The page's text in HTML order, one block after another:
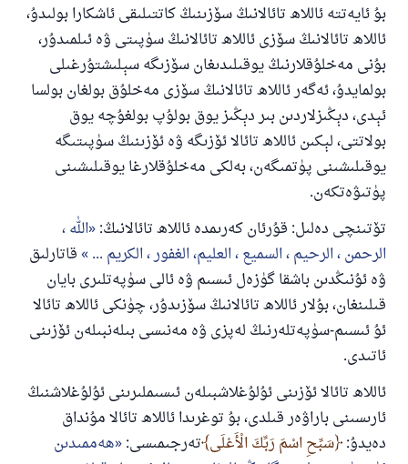
بۇ ئايەتتە ئاللاھ تائالانىڭ سۆزىنىڭ كاتتىلىقى ئاشكارا بولىدۇ،
ئاللاھ تائالانىڭ سۆزى ئاللاھ تائالانىڭ سۈپىتى ۋە ئىلمىدۇر،
بۇنى مەخلۇقلارنىڭ يوقىلىدىغان سۆزىگە سېلىشتۇرغىلى
بولمايدۇ، ئەگەر ئاللاھ تائالانىڭ سۆزى مەخلۇق بولغان بولسا
ئېدى، دېڭىزلاردىن بىر دېڭىز يوق بولۇپ بولغۇچە يوق
بولاتتى، لېكىن ئاللاھ تائالا ئۆزىگە ۋە ئۆزىنىڭ سۈپىتىگە
يوقىلىشىنى پۈتمىگەن، بەلكى مەخلۇقلارغا يوقىلىشىنى
پۈتىۋەتكەن.
تۆتىنچى دەلىل: قۇرئان كەرىمدە ئاللاھ تائالانىڭ: الله ،
الرحمن ، الرحيم ، السميع ، العليم، الغفور ، الكريم ... قاتارلىق
ۋە ئۇنىڭدىن باشقا گۈزەل ئىسىم ۋە ئالى سۈپەتلىرى بايان
قىلىنغان، بۇلار ئاللاھ تائالانىڭ سۆزىدۇر، چۈنكى ئاللاھ تائالا
ئۇ ئىسىم-سۈپەتلەرنىڭ لەپزى ۋە مەنىسى بىلەنبىلەن ئۆزىنى
ئاتىدى.
ئاللاھ تائالا ئۆزىنى ئۇلۇغلاشبىلەن ئىسىملىرىنى ئۇلۇغلاشنىڭ
ئارىسىنى باراۋەر قىلدى، بۇ توغرىدا ئاللاھ تائالا مۇنداق
دەيدۇ: سَبِّحِ اسْمَ رَبِّكَ الْأَعْلَى تەرجىمىسى: ھەممىدىن